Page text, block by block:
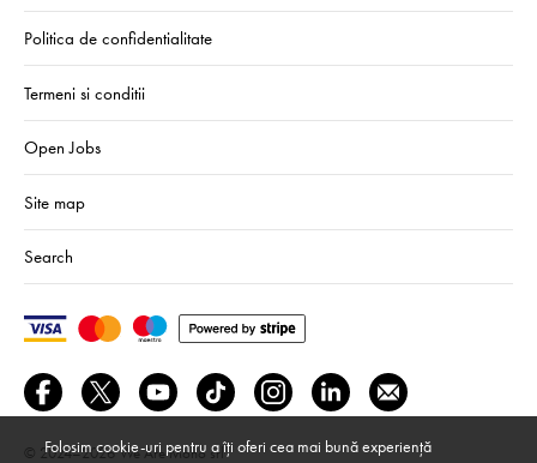
Politica de confidentialitate
Termeni si conditii
Open Jobs
Site map
Search
© 2024–2026 We Are Mono srl
Folosim cookie-uri pentru a îți oferi cea mai bună experiență